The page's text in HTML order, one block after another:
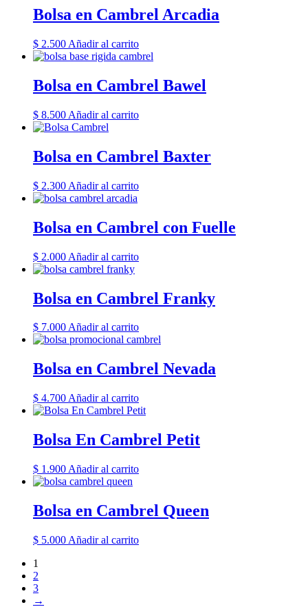
Bolsa en Cambrel Arcadia
$ 2.500 Añadir al carrito
Bolsa en Cambrel Bawel
$ 8.500 Añadir al carrito
Bolsa en Cambrel Baxter
$ 2.300 Añadir al carrito
Bolsa en Cambrel con Fuelle
$ 2.000 Añadir al carrito
Bolsa en Cambrel Franky
$ 7.000Añadir al carrito
Bolsa en Cambrel Nevada
$ 4.700 Añadir al carrito
Bolsa En Cambrel Petit
$ 1.900 Añadir al carrito
Bolsa en Cambrel Queen
$ 5.000 Añadir al carrito
1
2
3
→